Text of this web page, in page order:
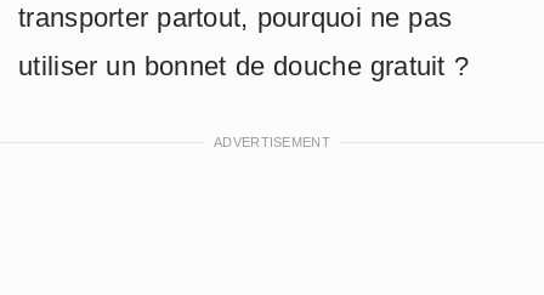
transporter partout, pourquoi ne pas
utiliser un bonnet de douche gratuit ?